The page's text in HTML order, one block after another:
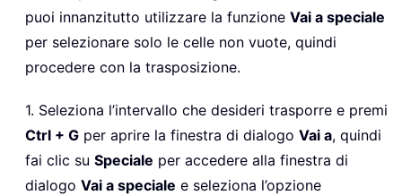
puoi innanzitutto utilizzare la funzione Vai a speciale
per selezionare solo le celle non vuote, quindi
procedere con la trasposizione.
1. Seleziona l’intervallo che desideri trasporre e premi
Ctrl + G per aprire la finestra di dialogo Vai a, quindi
fai clic su Speciale per accedere alla finestra di
dialogo Vai a speciale e seleziona l’opzione